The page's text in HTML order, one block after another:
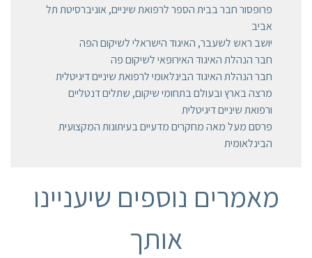
פרופסור חבר בבית הספר לרפואת שיניים, אוניברסיטת תל
אביב
יושב ראש לשעבר, האיגוד הישראלי לשיקום הפה
חבר הנהלת האיגוד האירופאי לשיקום פה
חבר הנהלת האיגוד הבינלאומי לרפואת שיניים דיגיטלית
מרצה בארץ ובעולם בתחומי שיקום, שתלים דנטליים
ורפואת שיניים דיגיטלית
פרסם מעל מאה מחקרים מדעיים בעיתונות המקצועית
הבינלאומית
מאמרים נוספים שיעניינו
אותך